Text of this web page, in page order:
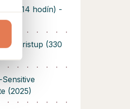
(14 hodín) -
pristup (330
(2025)